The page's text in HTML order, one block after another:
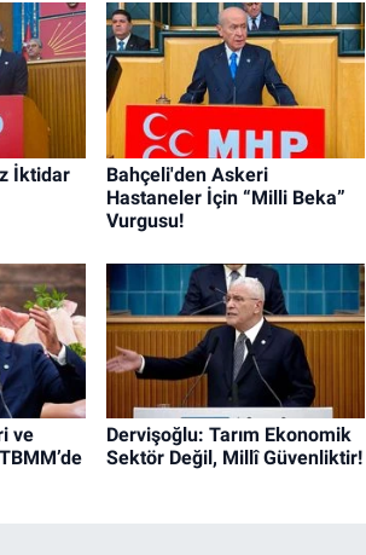
İktidar
Bahçeli'den Askeri
Hastaneler İçin “Milli Beka”
Vurgusu!
ve
Dervişoğlu: Tarım Ekonomik
Sektör Değil, Millî Güvenliktir!